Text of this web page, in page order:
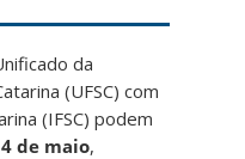
da
(UFSC) com
(IFSC) podem
de maio,